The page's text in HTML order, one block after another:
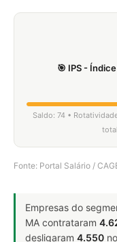
🎯 IPS -
Saldo: 74 •
Fonte: Portal Salário /
Empresas do
MA contrataram
desligaram 4.550